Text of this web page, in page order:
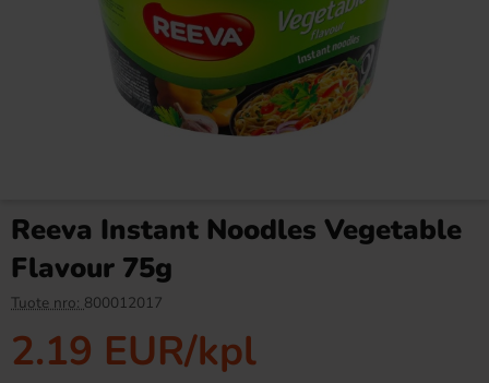
Reeva Instant Noodles Vegetable
Flavour 75g
Tuote nro: 800012017
2.19 EUR/kpl